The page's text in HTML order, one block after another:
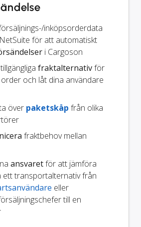
inköpsorderdata
för att automatiskt
i Cargoson
fraktalternativför
order och låt dina användare
över paketskåp från olika
fraktbehov mellan
ansvaretför att jämföra
ett transportalternativ från
eller
till en